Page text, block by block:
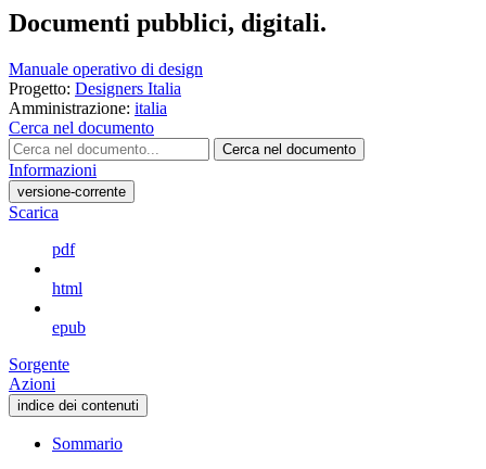
Documenti pubblici, digitali.
Manuale operativo di design
Progetto: Designers Italia
Amministrazione: italia
Cerca nel documento
Cerca nel documento
Informazioni
versione-corrente
Scarica
pdf
html
epub
Sorgente
Azioni
indice dei contenuti
Sommario